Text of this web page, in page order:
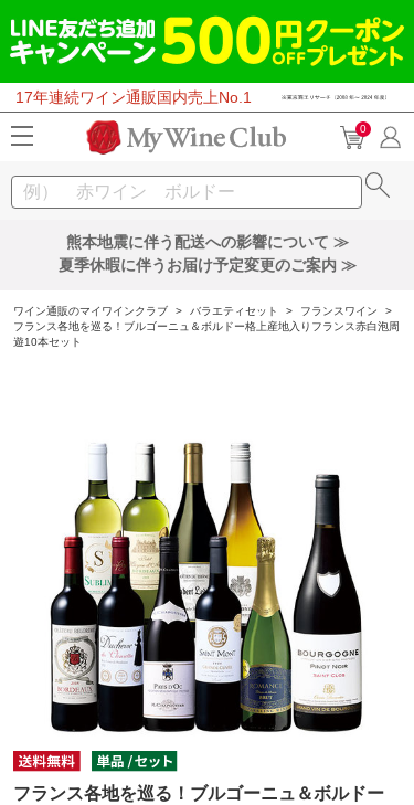
17年連続ワイン通販国内売上No.1
0
熊本地震に伴う配送への影響について ≫
夏季休暇に伴うお届け予定変更のご案内 ≫
ワイン通販のマイワインクラブ > バラエティセット > フランスワイン
>
フランス各地を巡る！ブルゴーニュ＆ボルドー格上産地入りフランス赤白泡周
遊10本セット
フランス各地を巡る！ブルゴーニュ＆ボルドー